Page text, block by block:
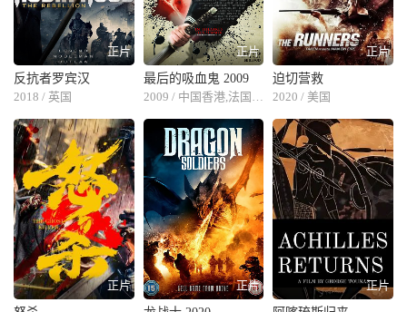
正片
反抗者罗宾汉
2018 / 英国
正片
最后的吸血鬼 2009
正片
迫切营救
2020 / 美国
正片
正片
正片